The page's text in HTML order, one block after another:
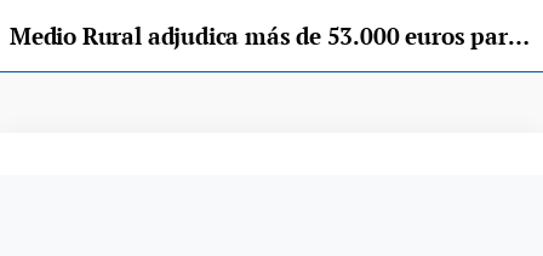
Medio Rural adjudica más de 53.000 euros para repoblar el monte Cuesta Cayón de Piloña